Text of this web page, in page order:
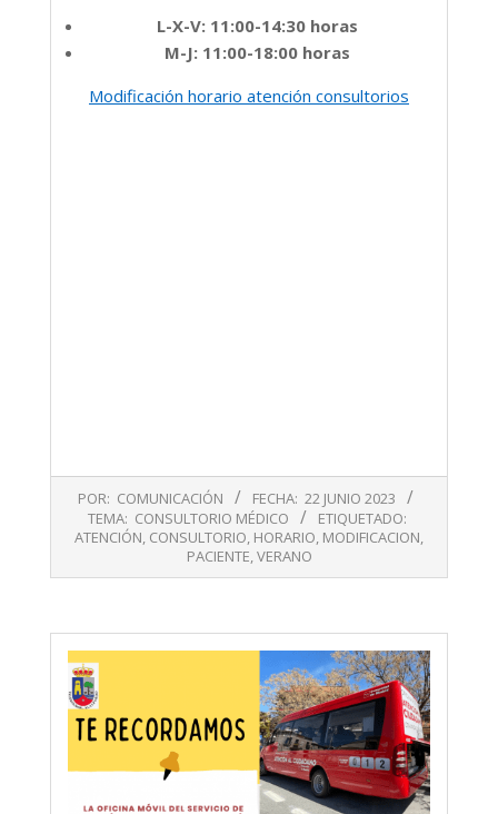
L-X-V: 11:00-14:30 horas
M-J: 11:00-18:00 horas
Modificación horario atención consultorios
POR: COMUNICACIÓN FECHA: 22 JUNIO 2023
TEMA: CONSULTORIO MÉDICO
ETIQUETADO:
ATENCIÓN, CONSULTORIO, HORARIO, MODIFICACION,
PACIENTE,VERANO